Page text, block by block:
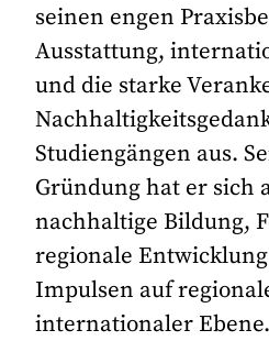
seinen engen
Ausstattung,
und die starke
Studiengängen aus.
Gründung hat er sich
nachhaltige Bildung,
regionale
Impulsen auf
internationaler Ebene.